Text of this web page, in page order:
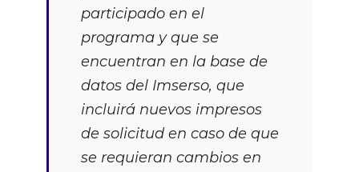
participado en el
programa y que se
encuentran en la base de
datos del Imserso, que
incluirá nuevos impresos
de solicitud en caso de que
se requieran cambios en